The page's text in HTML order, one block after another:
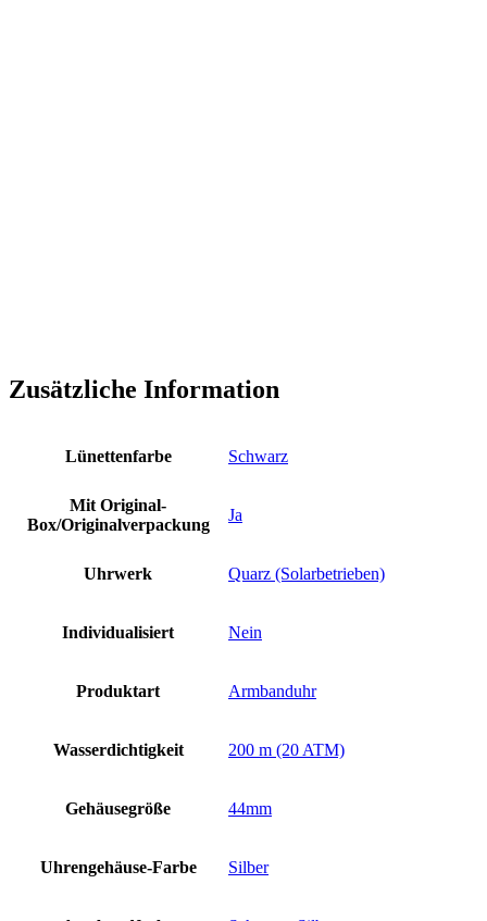
Zusätzliche Information
Lünettenfarbe Schwarz
Mit Original-
Box/Originalverpackung
Ja
Uhrwerk Quarz (Solarbetrieben)
Individualisiert Nein
Produktart Armbanduhr
Wasserdichtigkeit 200 m (20 ATM)
Gehäusegröße 44mm
Uhrengehäuse-Farbe Silber